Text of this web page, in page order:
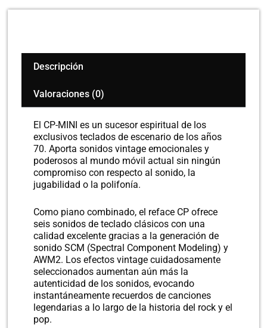
Descripción
Valoraciones (0)
El CP-MINI es un sucesor espiritual de los
exclusivos teclados de escenario de los años
70. Aporta sonidos vintage emocionales y
poderosos al mundo móvil actual sin ningún
compromiso con respecto al sonido, la
jugabilidad o la polifonía.
Como piano combinado, el reface CP ofrece
seis sonidos de teclado clásicos con una
calidad excelente gracias a la generación de
sonido SCM (Spectral Component Modeling) y
AWM2. Los efectos vintage cuidadosamente
seleccionados aumentan aún más la
autenticidad de los sonidos, evocando
instantáneamente recuerdos de canciones
legendarias a lo largo de la historia del rock y el
pop.